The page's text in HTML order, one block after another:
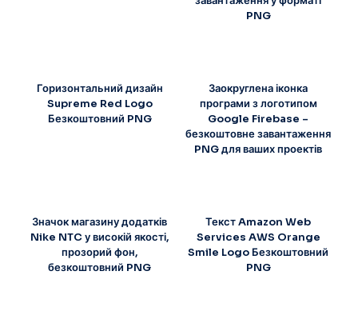
PNG
Горизонтальний дизайн
Supreme Red Logo
Безкоштовний PNG
Заокруглена іконка
програми з логотипом
Google Firebase –
безкоштовне завантаження
PNG для ваших проектів
Значок магазину додатків
Nike NTC у високій якості,
прозорий фон,
безкоштовний PNG
Текст Amazon Web
Services AWS Orange
Smile Logo Безкоштовний
PNG